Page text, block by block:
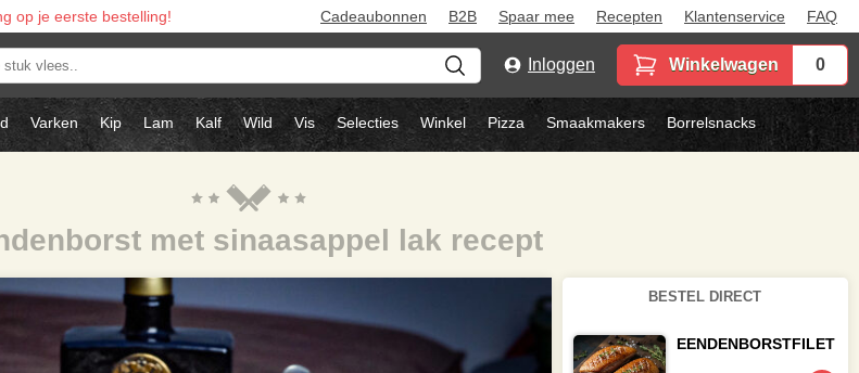
op je eerste bestelling! Cadeaubonnen B2B Spaar mee Recepten Klantenservice FAQ
Inloggen Winkelwagen 0
Varken Kip Lam Kalf Wild Vis Selecties Winkel Pizza Smaakmakers Borrelsnacks
met sinaasappel lak recept
BESTEL DIRECT
EENDENBORSTFILET